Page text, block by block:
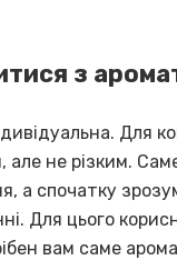
з
Для
але не різким.
а спочатку
Для цього
вам саме